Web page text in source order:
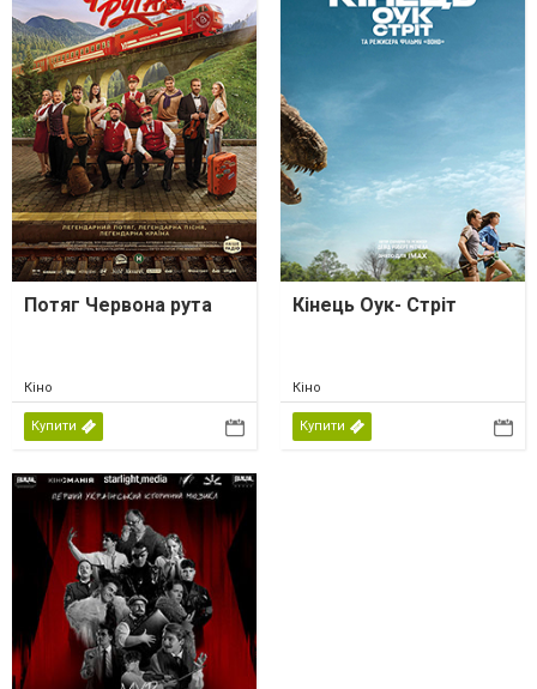
Потяг Червона рута
Кіно
Купити
Кінець Оук- Стріт
Кіно
Купити